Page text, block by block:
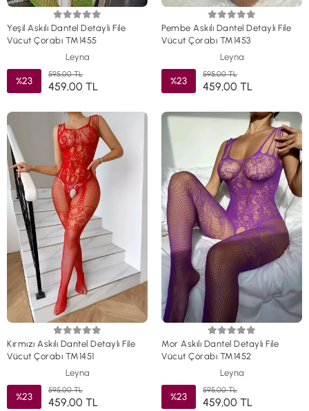
Yeşil Askılı Dantel Detaylı File
Vücut Çorabı TM1455
Leyna
%23
595,00 TL
459,00 TL
Pembe Askılı Dantel Detaylı File
Vücut Çorabı TM1453
Leyna
%23
595,00 TL
459,00 TL
Kırmızı Askılı Dantel Detaylı File
Vücut Çorabı TM1451
Leyna
%23
595,00 TL
459,00 TL
Mor Askılı Dantel Detaylı File
Vücut Çorabı TM1452
Leyna
%23
595,00 TL
459,00 TL